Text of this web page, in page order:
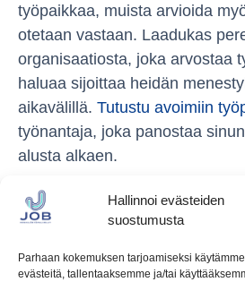
Hallinnoi evästeiden
suostumusta
Parhaan kokemuksen tarjoamiseksi
evästeitä, tallentaaksemme ja/tai
työpaikkaa, muista arvioida
otetaan vastaan. Laadukas
organisaatiosta, joka arvostaa
haluaa sijoittaa heidän
aikavälillä. Tutustu avoimiin
työnantaja, joka panostaa
alusta alkaen.